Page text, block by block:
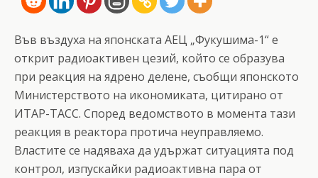
Във въздуха на японската АЕЦ „Фукушима-1“ е
открит радиоактивен цезий, който се образува
при реакция на ядрено делене, съобщи японското
Министерството на икономиката, цитирано от
ИТАР-ТАСС. Според ведомството в момента тази
реакция в реактора протича неуправляемо.
Властите се надяваха да удържат ситуацията под
контрол, изпускайки радиоактивна пара от